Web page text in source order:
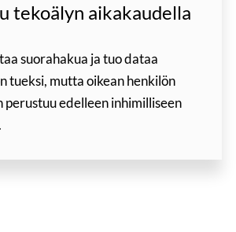
tekoälyn aikakaudella
suorahakua ja tuo dataa
tueksi, mutta oikean henkilön
perustuu edelleen inhimilliseen